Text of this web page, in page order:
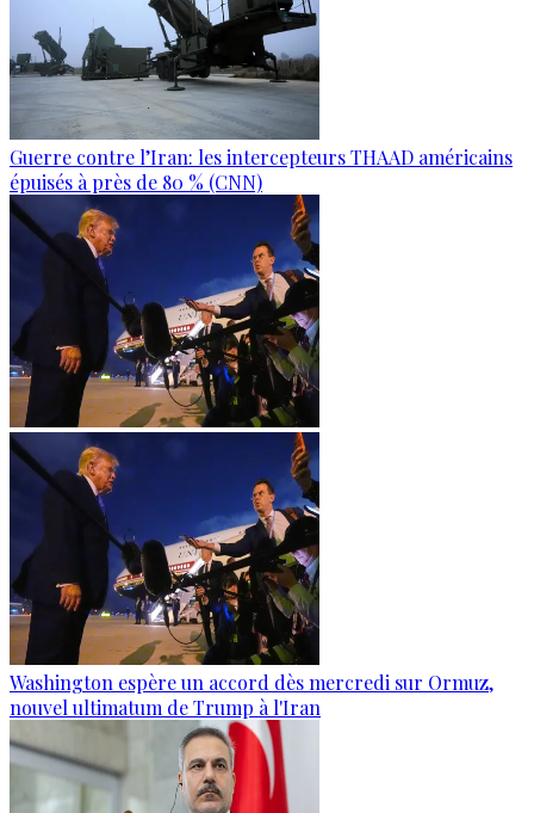
Guerre contre l’Iran: les intercepteurs THAAD américains
épuisés à près de 80 % (CNN)
Washington espère un accord dès mercredi sur Ormuz,
nouvel ultimatum de Trump à l'Iran